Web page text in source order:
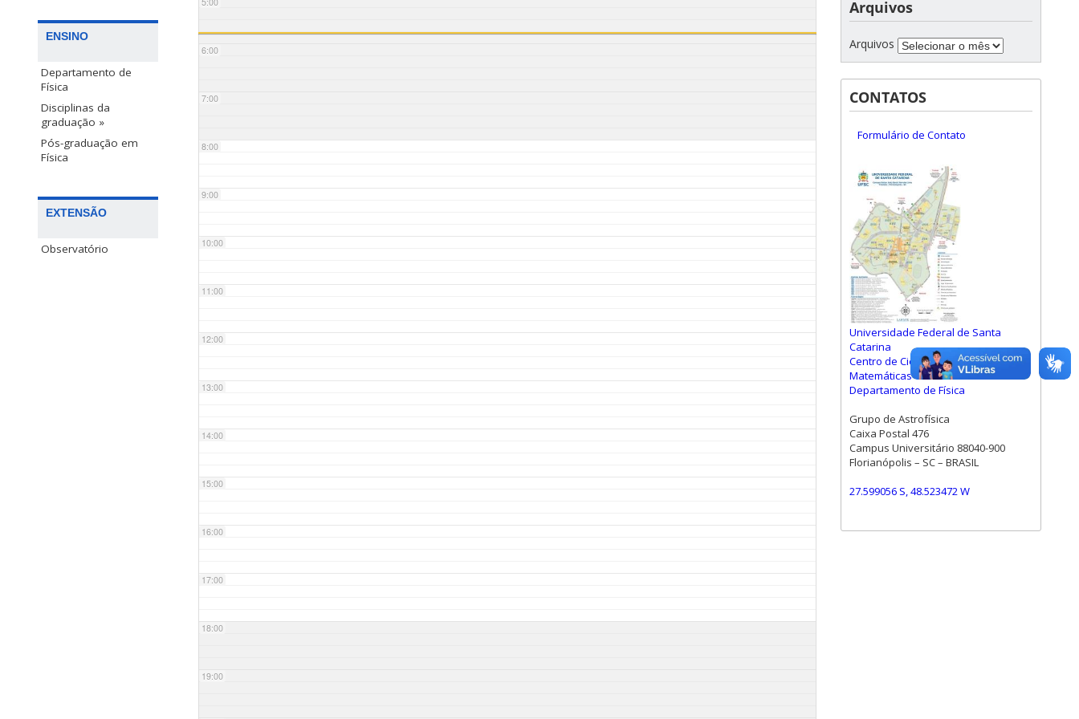
ENSINO
Departamento de
Física
Disciplinas da
graduação »
Pós-graduação em
Física
EXTENSÃO
Observatório
6:00
7:00
8:00
9:00
10:00
11:00
12:00
13:00
14:00
15:00
16:00
17:00
18:00
19:00
Arquivos
Arquivos
CONTATOS
Formulário de Contato
Universidade Federal de Santa
Catarina
Centro de Ciências Físicas e
Matemáticas
Departamento de Física
Grupo de Astrofísica
Caixa Postal 476
Campus Universitário 88040-900
Florianópolis – SC – BRASIL
27.599056 S, 48.523472 W